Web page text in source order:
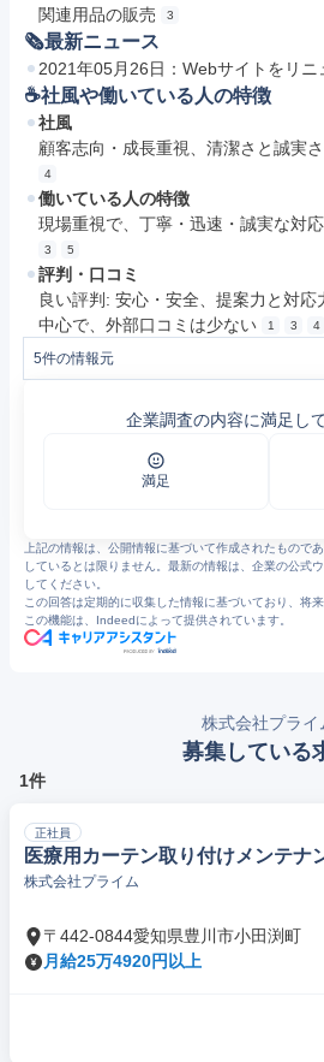
関連用品の販売
3
🗞最新ニュース
2021年05月26日：Webサイトをリニ
☕️社風や働いている人の特徴
社風
顧客志向・成長重視、清潔さと誠実
4
働いている人の特徴
現場重視で、丁寧・迅速・誠実な対
3
5
評判・口コミ
良い評判: 安心・安全、提案力と対
中心で、外部口コミは少ない
1 3 4
5件の情報元
企業案内｜病院・医療・福祉・ホテル用カーテ
各施設の皆様へ｜病院・医療・福祉・ホテル用
企業調査の内容に満足し
満足
上記の情報は、公開情報に基づいて作成されたもので
しているとは限りません。最新の情報は、企業の公式
してください。
この回答は定期的に収集した情報に基づいており、将
この機能は、Indeedによって提供されています。
株式会社プライ
募集している
1件
正社員
医療用カーテン取り付けメンテナ
株式会社プライム
〒442-0844愛知県豊川市小田渕町
月給25万4920円以上